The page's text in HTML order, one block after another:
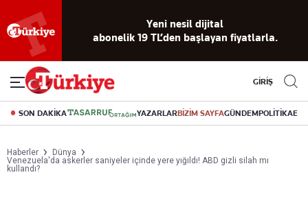
Yeni nesil dijital
abonelik 19 TL’den başlayan fiyatlarla.
GİRİŞ
SON DAKİKA YAZARLARBİZİM SAYFAGÜNDEMPOLİTİKA
Haberler
Dünya
Venezuela'da askerler saniyeler içinde yere yığıldı! ABD gizli silah mı
kullandı?